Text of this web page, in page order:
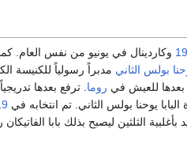
بولس الثاني مدبراً رسولياً للكنيسة
بعدها للعيش في روما . ترفع بعدها
يوحنا بولس الثاني. تم انتخابه في 19